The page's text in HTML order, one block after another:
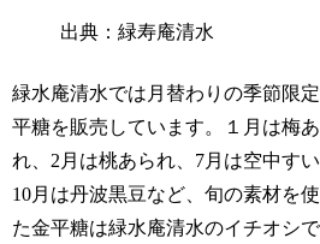
出典：緑寿庵清水
緑水庵清水では月替わりの季節限
平糖を販売しています。１月は梅
れ、2月は桃あられ、7月は空中すい
10月は丹波黒豆など、旬の素材を
た金平糖は緑水庵清水のイチオシで